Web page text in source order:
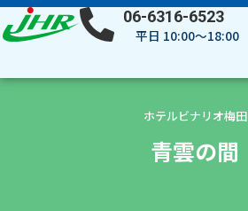
内
容
キ
06-6316-6523
平日 10:00～18:00
ホテルビナリオ梅田
青雲の間